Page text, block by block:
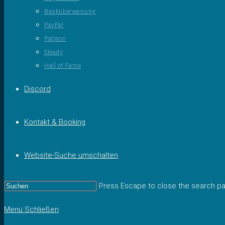
Banküberweisung
PayPal
Patreon
Steady
Hall of Fame
Discord
Kontakt & Booking
Website-Suche umschalten
Press Escape to close the search
Menü Schließen